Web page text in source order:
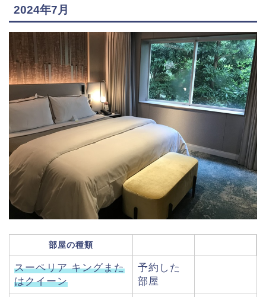
2024年7月
部屋の種類
スーペリア キングまた
はクイーン
予約した
部屋